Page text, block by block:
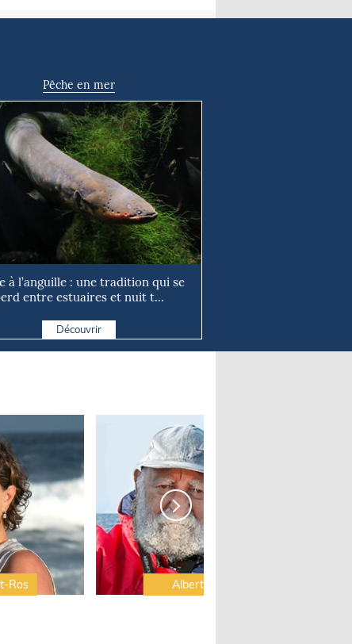
Pêche en mer
à l’anguille : une tradition qui se
entre estuaires et nuit t...
Découvrir
Ros Albert Brel